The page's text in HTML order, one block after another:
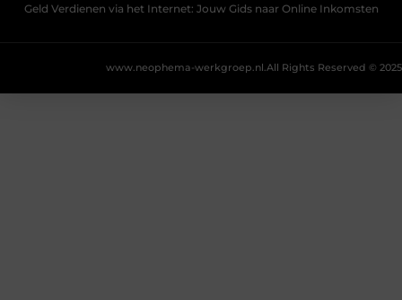
Geld Verdienen via het Internet: Jouw Gids naar Online Inkomsten
All Rights Reserved © 2025
www.neophema-werkgroep.nl.